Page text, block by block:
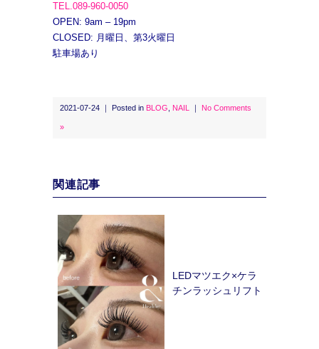
TEL.089-960-0050
OPEN: 9am – 19pm
CLOSED: 月曜日、第3火曜日
駐車場あり
2021-07-24 ｜ Posted in BLOG NAIL ｜ No Comments
»
関連記事
LEDマツエク×ケラ
チンラッシュリフト